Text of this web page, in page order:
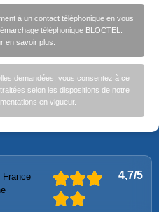
à un contact téléphonique en vous
téléphonique BLOCTEL.
en savoir plus.
demandées, vous consentez à ce
selon les dispositions de notre
en vigueur.
4,7/5